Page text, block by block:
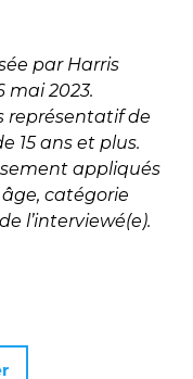
par Harris
mai 2023.
représentatif de
15 ans et plus.
appliqués
catégorie
l’interviewé(e).